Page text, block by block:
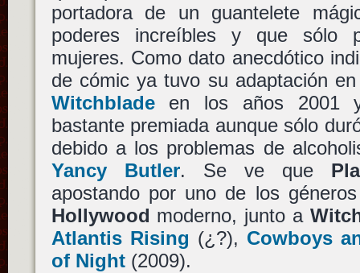
portadora de un guantelete
poderes increíbles y que sólo
mujeres. Como dato anecdótico
de cómic ya tuvo su adaptación
Witchbladeen los años 2001
bastante premiada aunque sólo
debido a los problemas de
Yancy Butler. Se ve que
apostando por uno de los
Hollywood moderno, junto a
Atlantis Rising (¿?), Cowboys
of Night(2009).